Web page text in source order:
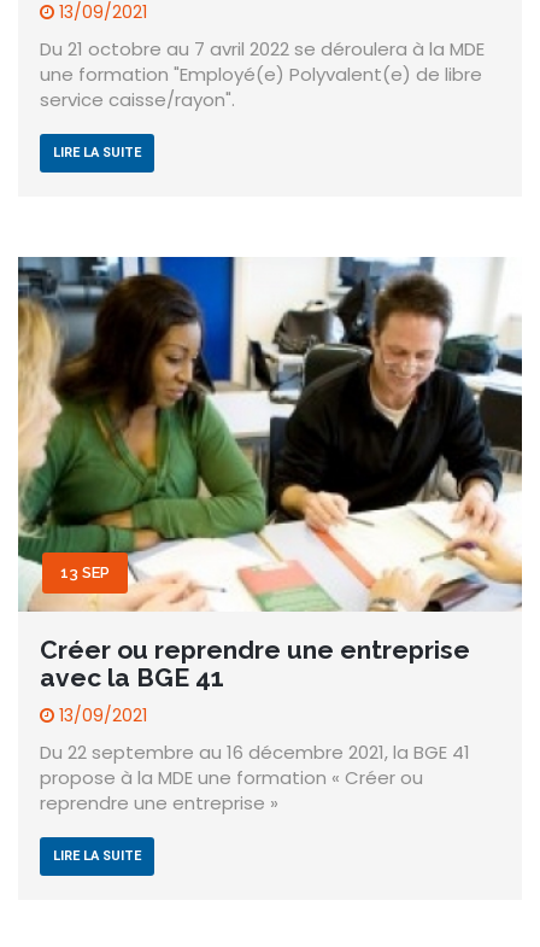
13/09/2021
Du 21 octobre au 7 avril 2022 se déroulera à la MDE
une formation "Employé(e) Polyvalent(e) de libre
service caisse/rayon".
LIRE LA SUITE
13 SEP
Créer ou reprendre une entreprise
avec la BGE 41
13/09/2021
Du 22 septembre au 16 décembre 2021, la BGE 41
propose à la MDE une formation « Créer ou
reprendre une entreprise »
LIRE LA SUITE